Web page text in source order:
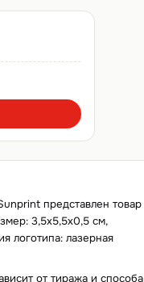
представлен товар
3,5x5,5x0,5 см,
логотипа: лазерная
от тиража и способа